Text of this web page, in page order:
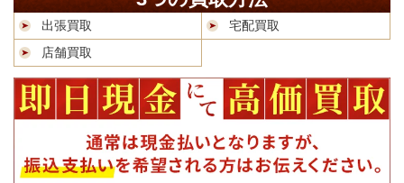
出張買取
宅配買取
店舗買取